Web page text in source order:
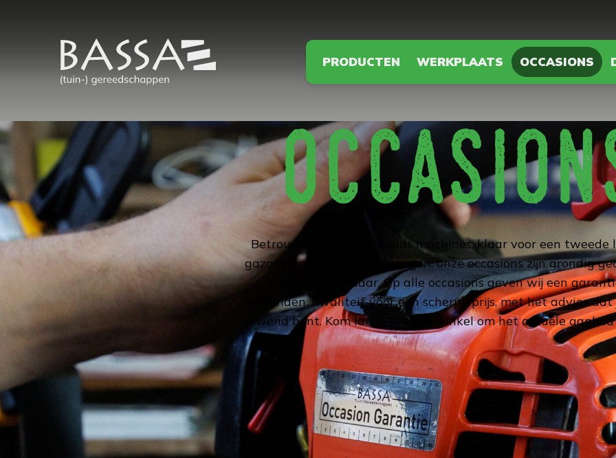
PRODUCTEN WERKPLAATS OCCASIONS
Betrouwbare tweedehands machines, klaar voor een tweede
gazonmaaiers tot kettingzagen: onze occasions zijn grondig
en direct inzetbaar. Op alle occasions geven wij een
maanden. Kwaliteit voor een scherpe prijs, met het advies dat
gewend bent. Kom langs in onze winkel om het actuele